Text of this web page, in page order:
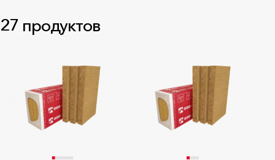
27 продуктов